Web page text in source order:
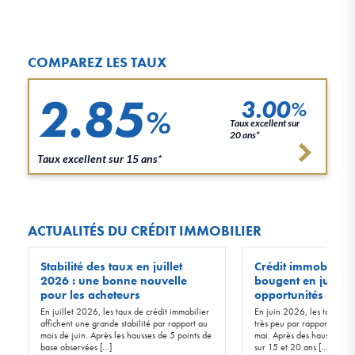
COMPAREZ LES TAUX
2.85%
Taux excellent sur 15 ans*
3.00%
Taux excellent sur
20 ans*
ACTUALITÉS DU CRÉDIT IMMOBILIER
Stabilité des taux en juillet
2026 : une bonne nouvelle
pour les acheteurs
En juillet 2026, les taux de crédit immobilier
affichent une grande stabilité par rapport au
mois de juin. Après les hausses de 5 points de
base observées […]
Crédit immobilier
bougent en juin
opportunités !
En juin 2026, les taux
très peu par rapport à
mai. Après des hausses
sur 15 et 20 ans […]